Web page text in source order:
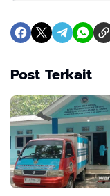
Post Terkait